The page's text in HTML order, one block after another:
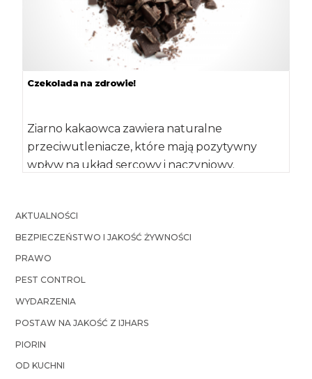
Czekolada na zdrowie!
Ziarno kakaowca zawiera naturalne
przeciwutleniacze, które mają pozytywny
wpływ na układ sercowy i naczyniowy.
AKTUALNOŚCI
BEZPIECZEŃSTWO I JAKOŚĆ ŻYWNOŚCI
PRAWO
PEST CONTROL
WYDARZENIA
POSTAW NA JAKOŚĆ Z IJHARS
PIORIN
OD KUCHNI